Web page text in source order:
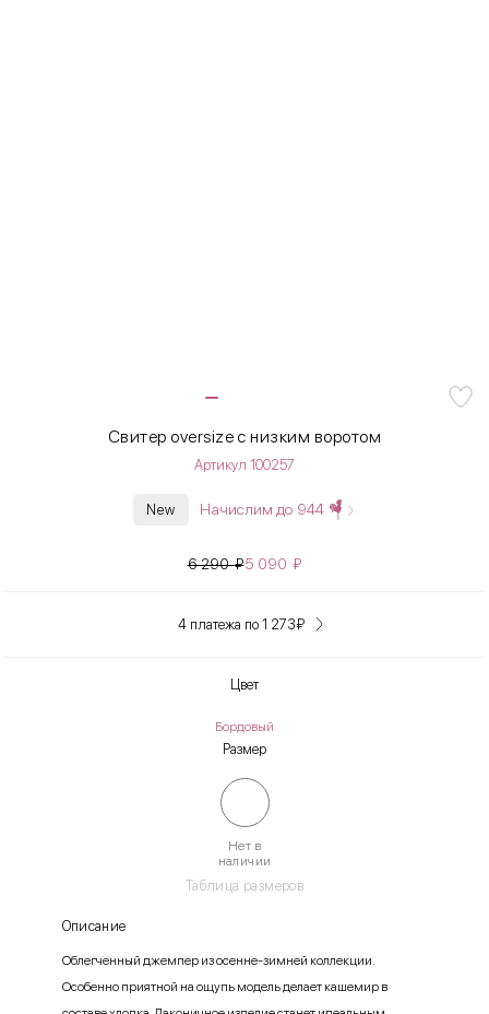
Свитер oversize с низким воротом
Артикул 100257
New Начислим до 944
6 290₽5 090 ₽
4 платежа по 1 273₽
Цвет
Бордовый
Размер
Таблица размеров
Нет в
наличии
Описание
Облегченный джемпер из осенне-зимней коллекции.
Особенно приятной на ощупь модель делает кашемир в